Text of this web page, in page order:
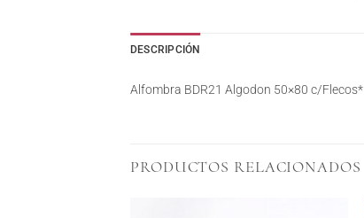
DESCRIPCIÓN
Alfombra BDR21 Algodon 50×80 c/Flecos*
PRODUCTOS RELACIONADOS